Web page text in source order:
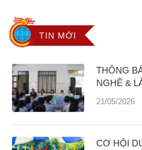
TIN MỚI
THÔNG
NGHỀ &
21/05/2026
CƠ HỘI